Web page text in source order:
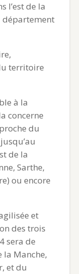
l’est de la
département
territoire
à la
concerne
du
de la
Sarthe,
ou encore
et
des trois
sera de
la Manche,
et du